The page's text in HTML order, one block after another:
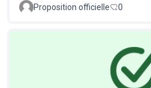
Proposition officielle 0